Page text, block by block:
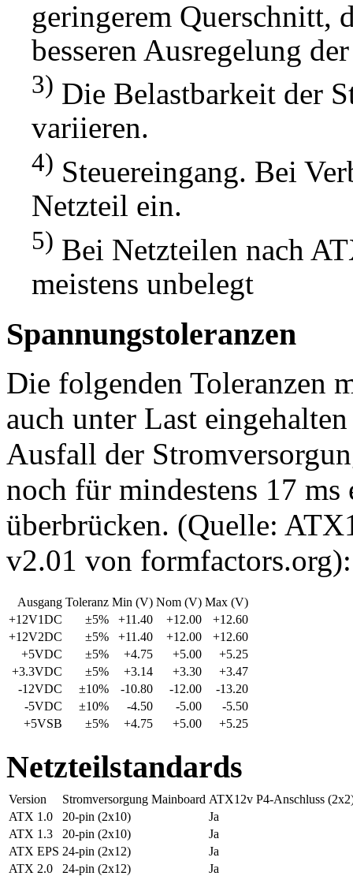
geringerem Querschnitt,
besseren Ausregelung
3) Die Belastbarkeit der
variieren.
4) Steuereingang. Bei
Netzteil ein.
5) Bei Netzteilen nach
meistens unbelegt
Spannungstoleranzen
Die folgenden Toleranzen
auch unter Last
Ausfall der
noch für mindestens 17
überbrücken. (Quelle:
v2.01 von formfactors.org):
Ausgang Toleranz Min (V) Nom (V) Max (V)
+12V1DC
±5% +11.40 +12.00
+12.60
+12V2DC
±5% +11.40 +12.00
+12.60
+5VDC
±5% +4.75 +5.00
+5.25
+3.3VDC
±5% +3.14 +3.30
+3.47
-12VDC
±10% -10.80 -12.00
-13.20
-5VDC
±10% -4.50 -5.00
-5.50
+5VSB
±5% +4.75 +5.00 +5.25
Netzteilstandards
Version Stromversorgung Mainboard ATX12v P4-Anschluss
ATX 1.0
20-pin (2x10)
Ja
ATX 1.3
20-pin (2x10)
Ja
ATX EPS 24-pin (2x12)
Ja
ATX 2.0
24-pin (2x12)
Ja